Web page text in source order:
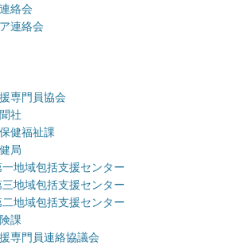
絡会
連絡会
専門員協会
社
健福祉課
局
地域包括支援センター
地域包括支援センター
地域包括支援センター
課
専門員連絡協議会